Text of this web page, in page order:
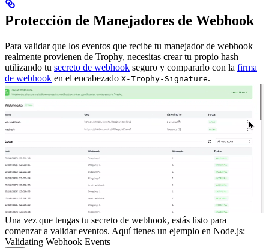
Protección de Manejadores de Webhook
Para validar que los eventos que recibe tu manejador de webhook
realmente provienen de Trophy, necesitas crear tu propio hash
utilizando tu secreto de webhook seguro y compararlo con la firma
de webhook en el encabezado X-Trophy-Signature.
Una vez que tengas tu secreto de webhook, estás listo para
comenzar a validar eventos. Aquí tienes un ejemplo en Node.js:
Validating Webhook Events